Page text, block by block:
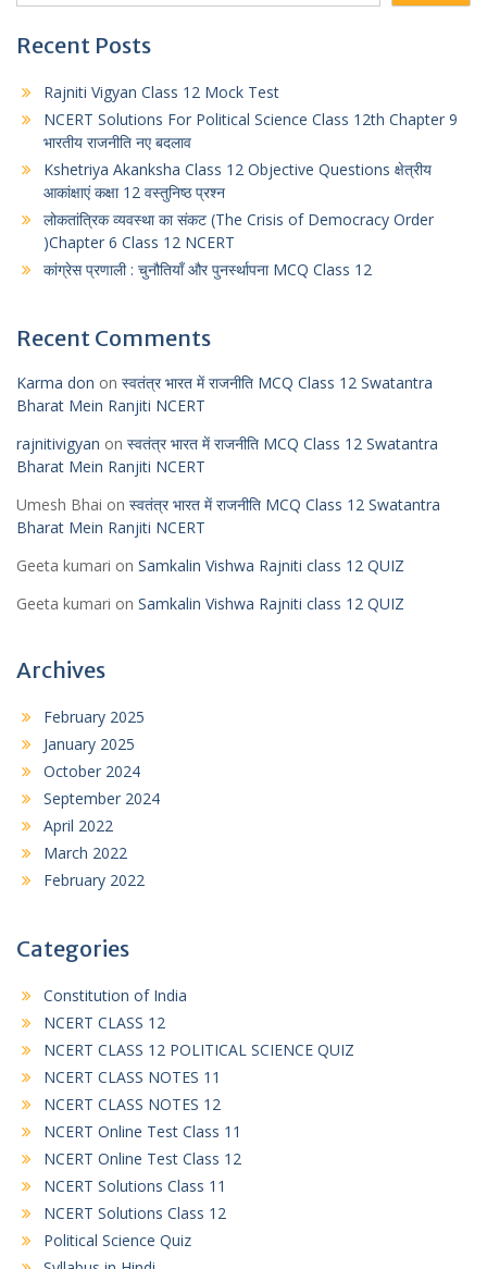
p
e
m
Recent Posts
Rajniti Vigyan Class 12 Mock Test
NCERT Solutions For Political Science Class 12th Chapter 9
भारतीय राजनीति नए बदलाव
Kshetriya Akanksha Class 12 Objective Questions क्षेत्रीय
आकांक्षाएं कक्षा 12 वस्तुनिष्ठ प्रश्न
लोकतांत्रिक व्यवस्था का संकट (The Crisis of Democracy Order
)Chapter 6 Class 12 NCERT
कांग्रेस प्रणाली : चुनौतियाँ और पुनर्स्थापना MCQ Class 12
Recent Comments
Karma don on स्वतंत्र भारत में राजनीति MCQ Class 12 Swatantra
Bharat Mein Ranjiti NCERT
rajnitivigyan on स्वतंत्र भारत में राजनीति MCQ Class 12 Swatantra
Bharat Mein Ranjiti NCERT
Umesh Bhai on स्वतंत्र भारत में राजनीति MCQ Class 12 Swatantra
Bharat Mein Ranjiti NCERT
Geeta kumari on Samkalin Vishwa Rajniti class 12 QUIZ
Geeta kumari on Samkalin Vishwa Rajniti class 12 QUIZ
Archives
February 2025
January 2025
October 2024
September 2024
April 2022
March 2022
February 2022
Categories
Constitution of India
NCERT CLASS 12
NCERT CLASS 12 POLITICAL SCIENCE QUIZ
NCERT CLASS NOTES 11
NCERT CLASS NOTES 12
NCERT Online Test Class 11
NCERT Online Test Class 12
NCERT Solutions Class 11
NCERT Solutions Class 12
Political Science Quiz